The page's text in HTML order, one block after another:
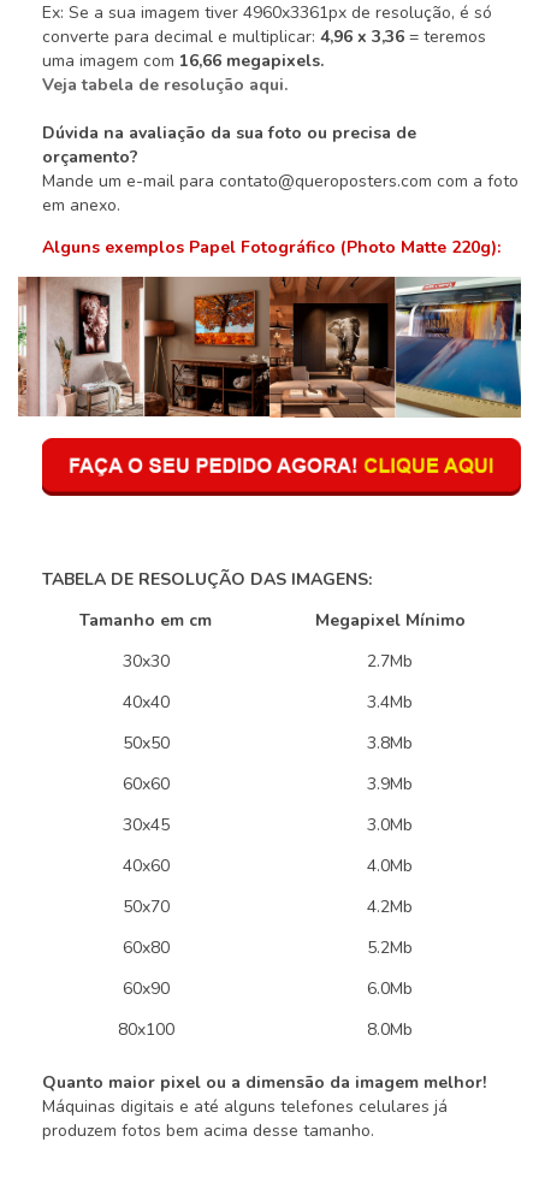
Ex: Se a sua imagem tiver 4960x3361px de resolução, é só
converte para decimal e multiplicar: 4,96 x 3,36 = teremos
uma imagem com 16,66 megapixels.
Veja tabela de resolução aqui.
Dúvida na avaliação da sua foto ou precisa de
orçamento?
Mande um e-mail para contato@queroposters.com com a foto
em anexo.
Alguns exemplos Papel Fotográfico (Photo Matte 220g):
TABELA DE RESOLUÇÃO DAS IMAGENS:
Tamanho em cm
Megapixel Mínimo
30x30
2.7Mb
40x40
3.4Mb
50x50
3.8Mb
60x60
3.9Mb
30x45
3.0Mb
40x60
4.0Mb
50x70
4.2Mb
60x80
5.2Mb
60x90
6.0Mb
80x100
8.0Mb
Quanto maior pixel ou a dimensão da imagem melhor!
Máquinas digitais e até alguns telefones celulares já
produzem fotos bem acima desse tamanho.